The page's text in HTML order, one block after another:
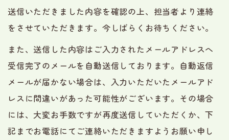
送信いただきました内容を確認の上、担当者より連絡
をさせていただきます。今しばらくお待ちください。
また、送信した内容はご入力されたメールアドレスへ
受信完了のメールを自動送信しております。自動返信
メールが届かない場合は、入力いただいたメールアド
レスに間違いがあった可能性がございます。その場合
には、大変お手数ですが再度送信していただくか、下
記までお電話にてご連絡いただきますようお願い申し